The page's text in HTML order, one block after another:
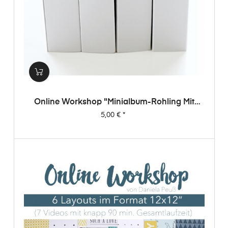
Online Workshop "Minialbum-Rohling Mit
Dani"
Preis
5,00 €*